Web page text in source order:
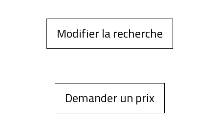
Modifier la recherche
Demander un prix